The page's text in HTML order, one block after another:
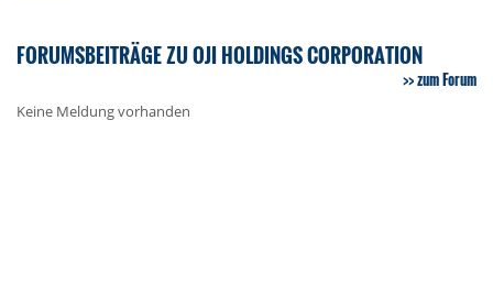
FORUMSBEITRÄGE ZU OJI HOLDINGS CORPORATION
zum Forum
Keine Meldung vorhanden